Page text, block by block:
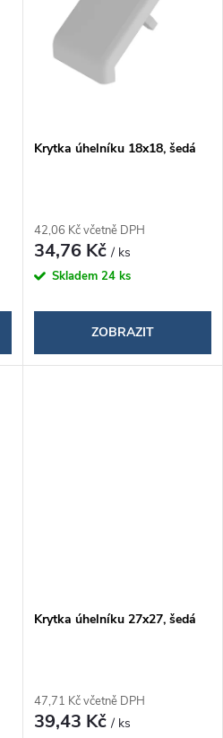
Krytka úhelníku 18x18, šedá
42,06 Kč včetně DPH
34,76 Kč/ ks
Skladem 24 ks
ZOBRAZIT
Krytka úhelníku 27x27, šedá
47,71 Kč včetně DPH
39,43 Kč/ ks